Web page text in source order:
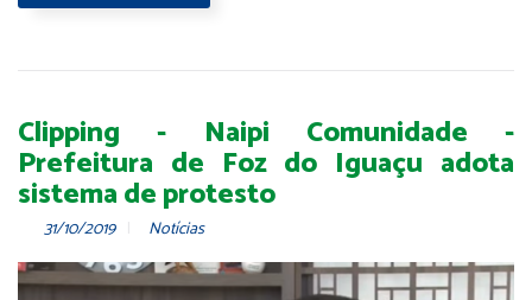
Clipping - Naipi Comunidade -
Prefeitura de Foz do Iguaçu adota
sistema de protesto
31/10/2019 Notícias